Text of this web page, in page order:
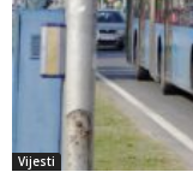
Vijesti